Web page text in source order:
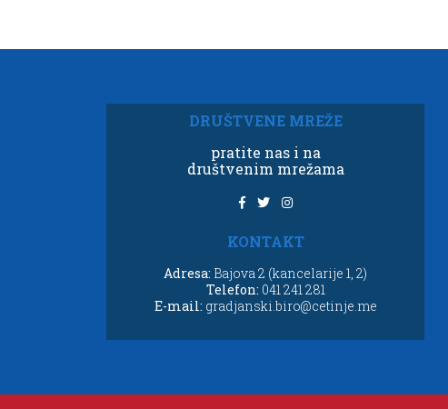
DRUŠTVENE MREŽE
pratite nas i na
društvenim mrežama
KONTAKT
Adresa: Bajova 2 (kancelarije 1, 2)
Telefon: 041 241 281
E-mail: gradjanski.biro@cetinje.me